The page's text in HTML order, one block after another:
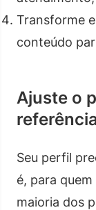
Transforme
conteúdo
Ajuste o
Seu perfil
é, para
maioria dos